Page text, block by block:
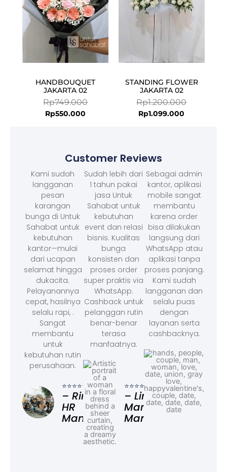
HANDBOUQUET
JAKARTA 02
Rp749.000
Rp550.000
STANDING FLOWER
JAKARTA 02
Rp1.200.000
Rp1.099.000
Customer Reviews
Kami sudah
langganan
pesan
karangan
bunga di Untuk
Sahabat untuk
kebutuhan
kantor—mulai
dari ucapan
selamat hingga
dukacita.
Pelayanannya
cepat, hasilnya
selalu rapi, .
Sangat
membantu
untuk
kebutuhan rutin
perusahaan.
⭐⭐⭐⭐⭐
– Rina,
HR
Manager
Sudah lebih dari
1 tahun pakai
jasa Untuk
Sahabat untuk
kebutuhan
event dan relasi
bisnis. Kualitas
bunga
konsisten dan
proses order
super praktis via
WhatsApp.
Cashback untuk
pelanggan rutin
benar-benar
terasa
manfaatnya.
⭐⭐⭐⭐⭐
– Linda,
Marketing
Manager
Sebagai admin
kantor, aplikasi
mobile sangat
membantu
karena order
bisa dilakukan
langsung dari
WhatsApp atau
aplikasi tanpa
proses panjang.
Kami sudah
langganan dan
selalu puas
dengan
layanan serta
cashbacknya.